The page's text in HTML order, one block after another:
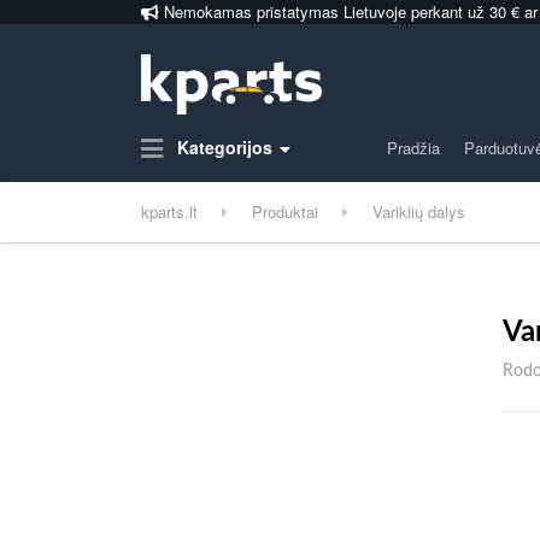
Nemokamas pristatymas Lietuvoje perkant už 30 €
Kategorijos Pradžia
kparts.lt Produktai Variklių dalys